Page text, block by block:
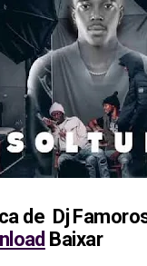
de Dj
Baixar